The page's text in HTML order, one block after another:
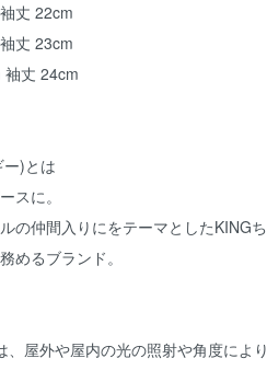
丈 22cm
丈 23cm
丈 24cm
)とは
スに。
の仲間入りにをテーマとしたKINGち
めるブランド。
屋外や屋内の光の照射や角度により